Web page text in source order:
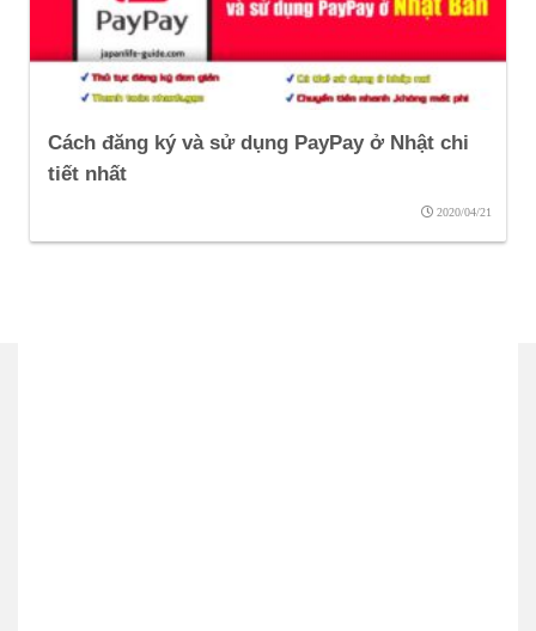
Cách đăng ký và sử dụng PayPay ở Nhật chi
tiết nhất
2020/04/21